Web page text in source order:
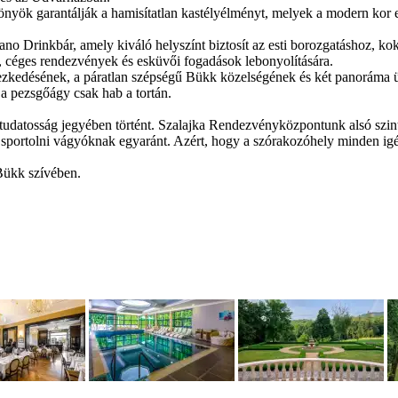
garantálják a hamisítatlan kastélyélményt, melyek a modern
Drinkbár, amely kiváló helyszínt biztosít az esti borozgatáshoz,
rendezvények és esküvői fogadások lebonyolítására.
a páratlan szépségű Bükk közelségének és két
pezsgőágy csak hab a tortán.
jegyében történt. Szalajka Rendezvényközpontunk alsó
vágyóknak egyaránt. Azért, hogy a szórakozóhely minden
szívében.